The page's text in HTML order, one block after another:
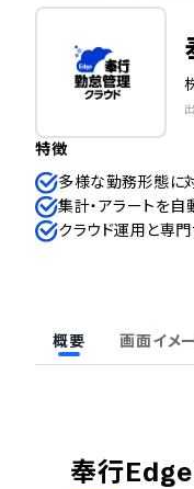
特徴
多様な勤務形態に
集計・アラートを自
クラウド運用と専
概要 画面イメ
奉行